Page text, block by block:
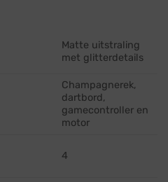
Matte uitstraling
met glitterdetails
Champagnerek,
dartbord,
gamecontroller en
motor
4